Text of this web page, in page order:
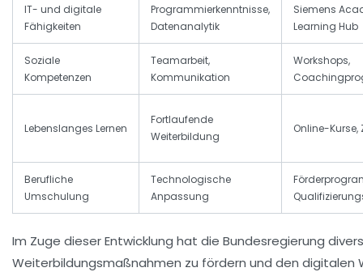
IT- und digitale
Fähigkeiten
Programmierkenntnisse,
Datenanalytik
Siemens
Learning Hub
Soziale
Kompetenzen
Teamarbeit,
Kommunikation
Workshops,
Lebenslanges Lernen
Fortlaufende
Weiterbildung
Online-Kurse,
Berufliche
Umschulung
Technologische
Anpassung
Im Zuge dieser Entwicklung hat die Bundesregierung
Weiterbildungsmaßnahmen zu fördern und den digitalen